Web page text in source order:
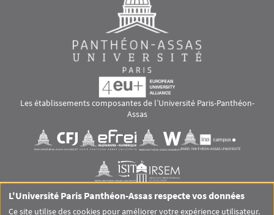
Les établissements composantes de l’Université Paris-Panthéon-
Assas
Visuel svgVisuel svg Visuel svgVisuel svg
Visuel svgVisuel svg
RS footer
L'Université Paris Panthéon-Assas respecte vos données
Ce site utilise des cookies pour améliorer votre expérience utilisateur.